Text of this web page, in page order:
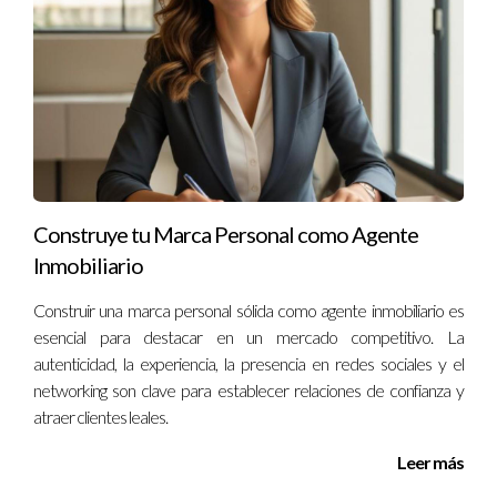
¿Cuál es el mejor momento para negociar mi
El mejor momento suele ser después de haber logrado
resultados significativos o al finalizar un ciclo fiscal.
¿Debo tener miedo al rechazo?
No deberías; cada negociación es una oportunidad para
aprender y crecer.
¿Puedo negociar mi split si soy nuevo en la
industria?
Sí, aunque puedes necesitar demostrar tu valor rápidamente.
¿Qué debo hacer si mi solicitud es rechazada?
Solicita retroalimentación sobre por qué fue rechazada y
Construye tu Marca Personal como Agente
Inmobiliario
Construir una marca personal sólida como agente inmobiliario es
esencial para destacar en un mercado competitivo. La
autenticidad, la experiencia, la presencia en redes sociales y el
networking son clave para establecer relaciones de confianza y
atraer clientes leales.
Leer más